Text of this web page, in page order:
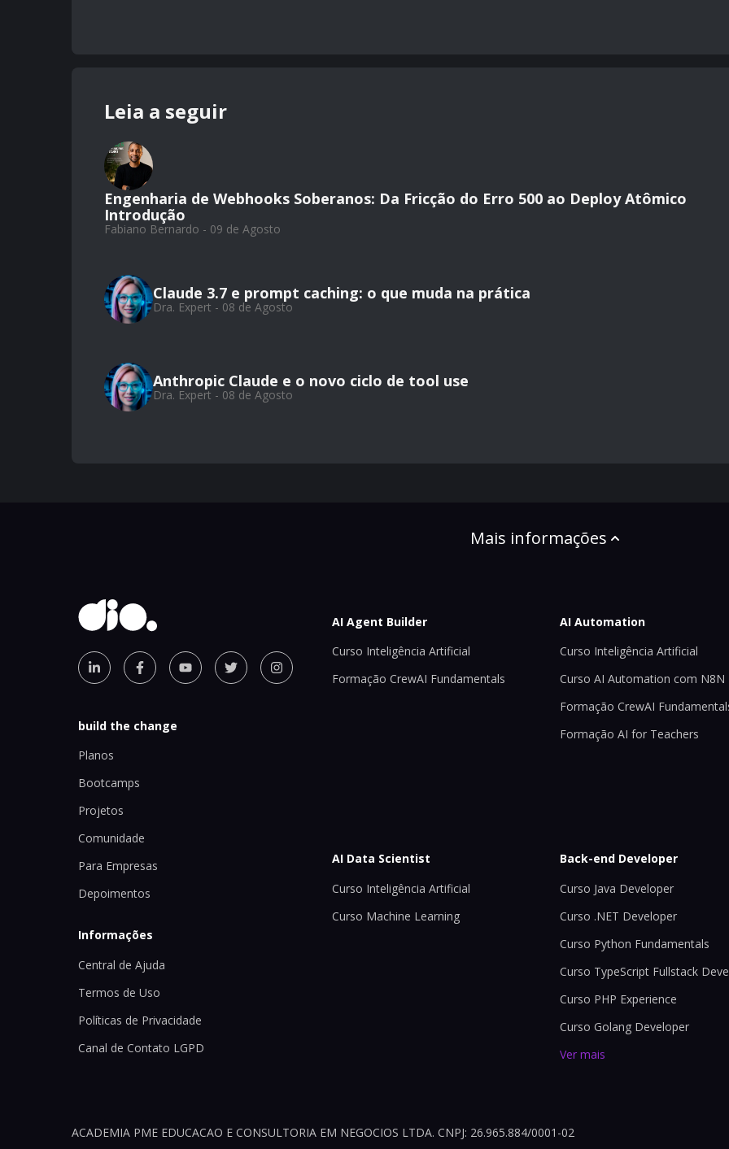
Leia a seguir
Engenharia de Webhooks Soberanos: Da Fricção do Erro 500 ao Deploy Atômico
Introdução
Fabiano Bernardo - 09 de Agosto
Claude 3.7 e prompt caching: o que muda na prática
Dra. Expert - 08 de Agosto
Anthropic Claude e o novo ciclo de tool use
Dra. Expert - 08 de Agosto
Mais informações
build the change
Planos
Bootcamps
Projetos
Comunidade
Para Empresas
Depoimentos
Informações
Central de Ajuda
Termos de Uso
Políticas de Privacidade
Canal de Contato LGPD
AI Agent Builder
Curso Inteligência Artificial
Formação CrewAI Fundamentals
AI Automation
Curso Inteligência Artificial
Curso AI Automation com N8N
Formação CrewAI
Formação AI for Teachers
AI Data Scientist
Curso Inteligência Artificial
Curso Machine Learning
Back-end Developer
Curso Java Developer
Curso .NET Developer
Curso Python Fundamentals
Curso TypeScript Fullstack
Curso PHP Experience
Curso Golang Developer
Ver mais
ACADEMIA PME EDUCACAO E CONSULTORIA EM NEGOCIOS LTDA. CNPJ: 26.965.884/0001-02